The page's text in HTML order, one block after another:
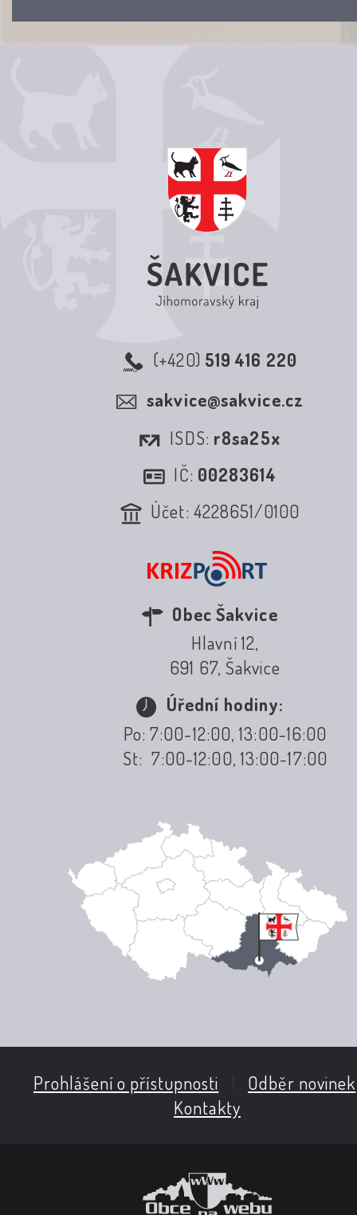
(+420) 519 416 220
sakvice@sakvice.cz
ISDS: r8sa25x
IČ: 00283614
Účet: 4228651/0100
Obec Šakvice
Hlavní 12,
691 67, Šakvice
Úřední hodiny:
Po: 7:00-12:00, 13:00-16:00
St: 7:00-12:00, 13:00-17:00
Prohlášení o přístupnosti Odběr novinek
Kontakty